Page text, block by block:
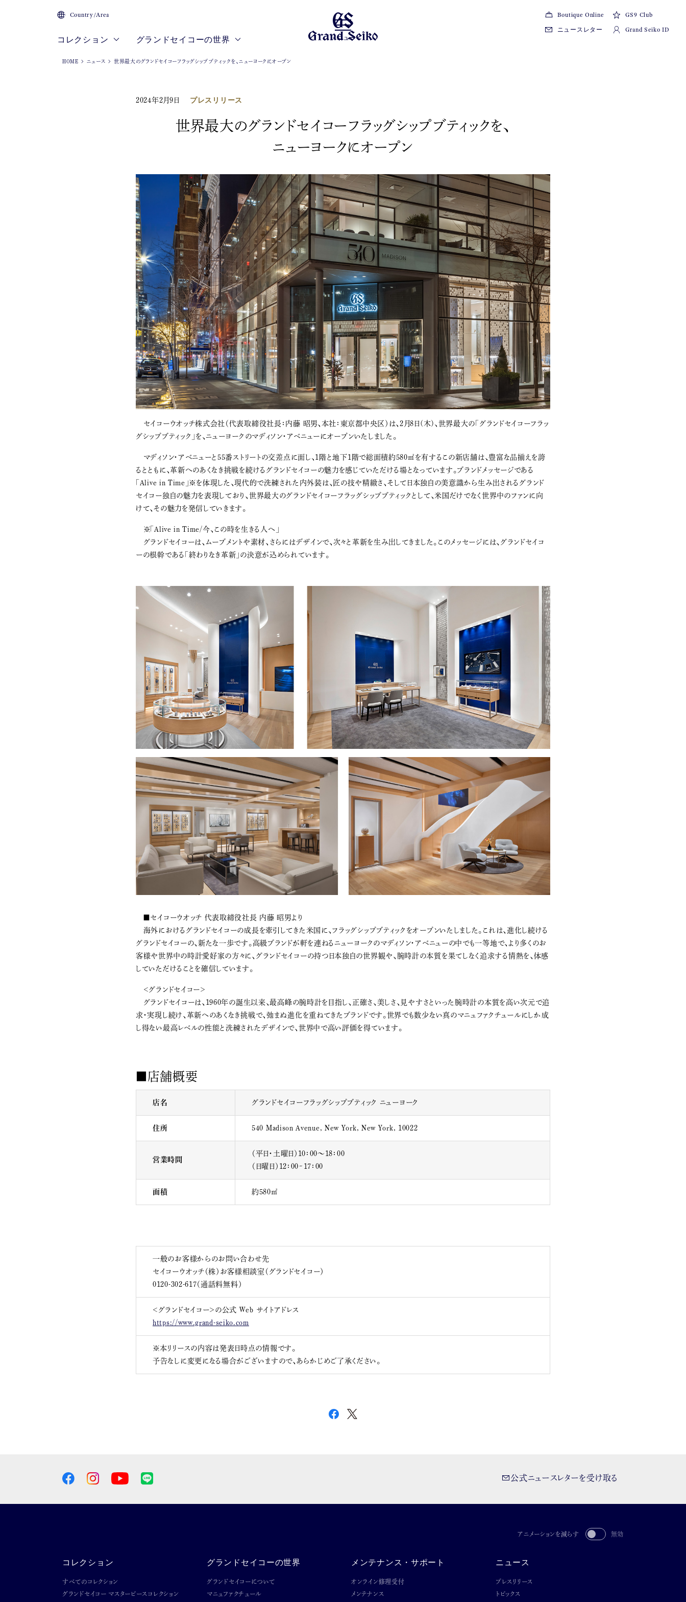
メニュー
Country/Area
コレクション グランドセイコーの世界
Boutique Online GS9 Club
ニュースレター Grand Seiko ID
HOME ニュース 世界最大のグランドセイコーフラッグシップブティックを、ニューヨークにオープン
2024年2月9日 プレスリリース
世界最大のグランドセイコーフラッグシップブティックを、
ニューヨークにオープン
セイコーウオッチ株式会社（代表取締役社長：内藤 昭男、本社：東京都中央区）は、2月8日(木)、世界最大の「グランドセイコーフラッ
グシップブティック」を、ニューヨークのマディソン・アベニューにオープンいたしました。
マディソン・アベニューと55番ストリートの交差点に面し、1階と地下1階で総面積約580㎡を有するこの新店舗は、豊富な品揃えを誇
るとともに、革新へのあくなき挑戦を続けるグランドセイコーの魅力を感じていただける場となっています。ブランドメッセージである
「Alive in Time」※を体現した、現代的で洗練された内外装は、匠の技や精緻さ、そして日本独自の美意識から生み出されるグランド
セイコー独自の魅力を表現しており、世界最大のグランドセイコーフラッグシップブティックとして、米国だけでなく世界中のファンに向
けて、その魅力を発信していきます。
※「Alive in Time/今、この時を生きる人へ」
グランドセイコーは、ムーブメントや素材、さらにはデザインで、次々と革新を生み出してきました。このメッセージには、グランドセイコ
ーの根幹である「終わりなき革新」の決意が込められています。
■セイコーウオッチ 代表取締役社長 内藤 昭男より
海外におけるグランドセイコーの成長を牽引してきた米国に、フラッグシップブティックをオープンいたしました。これは、進化し続ける
グランドセイコーの、新たな一歩です。高級ブランドが軒を連ねるニューヨークのマディソン・アベニューの中でも一等地で、より多くのお
客様や世界中の時計愛好家の方々に、グランドセイコーの持つ日本独自の世界観や、腕時計の本質を果てしなく追求する情熱を、体感
していただけることを確信しています。
＜グランドセイコー＞
グランドセイコーは、1960年の誕生以来、最高峰の腕時計を目指し、正確さ、美しさ、見やすさといった腕時計の本質を高い次元で追
求・実現し続け、革新へのあくなき挑戦で、弛まぬ進化を重ねてきたブランドです。世界でも数少ない真のマニュファクチュールにしか成
し得ない最高レベルの性能と洗練されたデザインで、世界中で高い評価を得ています。
■店舗概要
店名 グランドセイコーフラッグシップブティック ニューヨーク
住所 540 Madison Avenue, New York, New York, 10022
営業時間
（平日・土曜日）10：00～18：00
（日曜日）12：00~17：00
面積 約580㎡
一般のお客様からのお問い合わせ先
セイコーウオッチ（株）お客様相談室（グランドセイコー）
0120-302-617（通話料無料）
＜グランドセイコー＞の公式 Web サイトアドレス
https://www.grand-seiko.com
※本リリースの内容は発表日時点の情報です。
予告なしに変更になる場合がございますので、あらかじめご了承ください。
公式ニュースレターを受け取る
アニメーションを減らす 無効
コレクション
すべてのコレクション
グランドセイコー マスターピースコレクション
グランドセイコーの世界
グランドセイコーについて
マニュファクチュール
メンテナンス・サポート
オンライン修理受付
メンテナンス
ニュース
プレスリリース
トピックス